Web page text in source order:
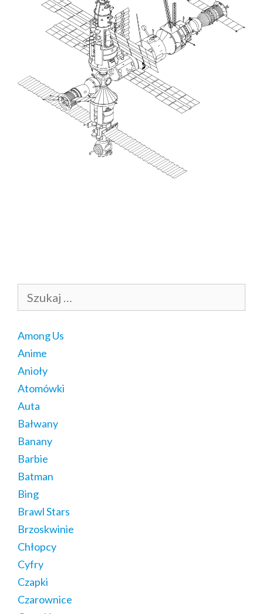
Among Us
Anime
Anioły
Atomówki
Auta
Bałwany
Banany
Barbie
Batman
Bing
Brawl Stars
Brzoskwinie
Chłopcy
Cyfry
Czapki
Czarownice